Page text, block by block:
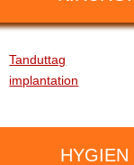
Tanduttag
implantation
HYGIEN